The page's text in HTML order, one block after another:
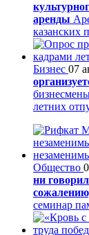
аренды
казанских
Бизнес 07
летних
Общество
ни
семинар